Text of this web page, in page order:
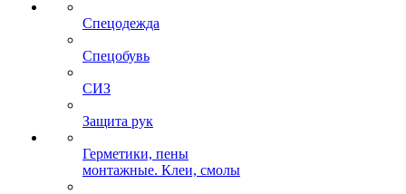
Спецодежда
Спецобувь
СИЗ
Защита рук
Герметики, пены
монтажные. Клеи, смолы